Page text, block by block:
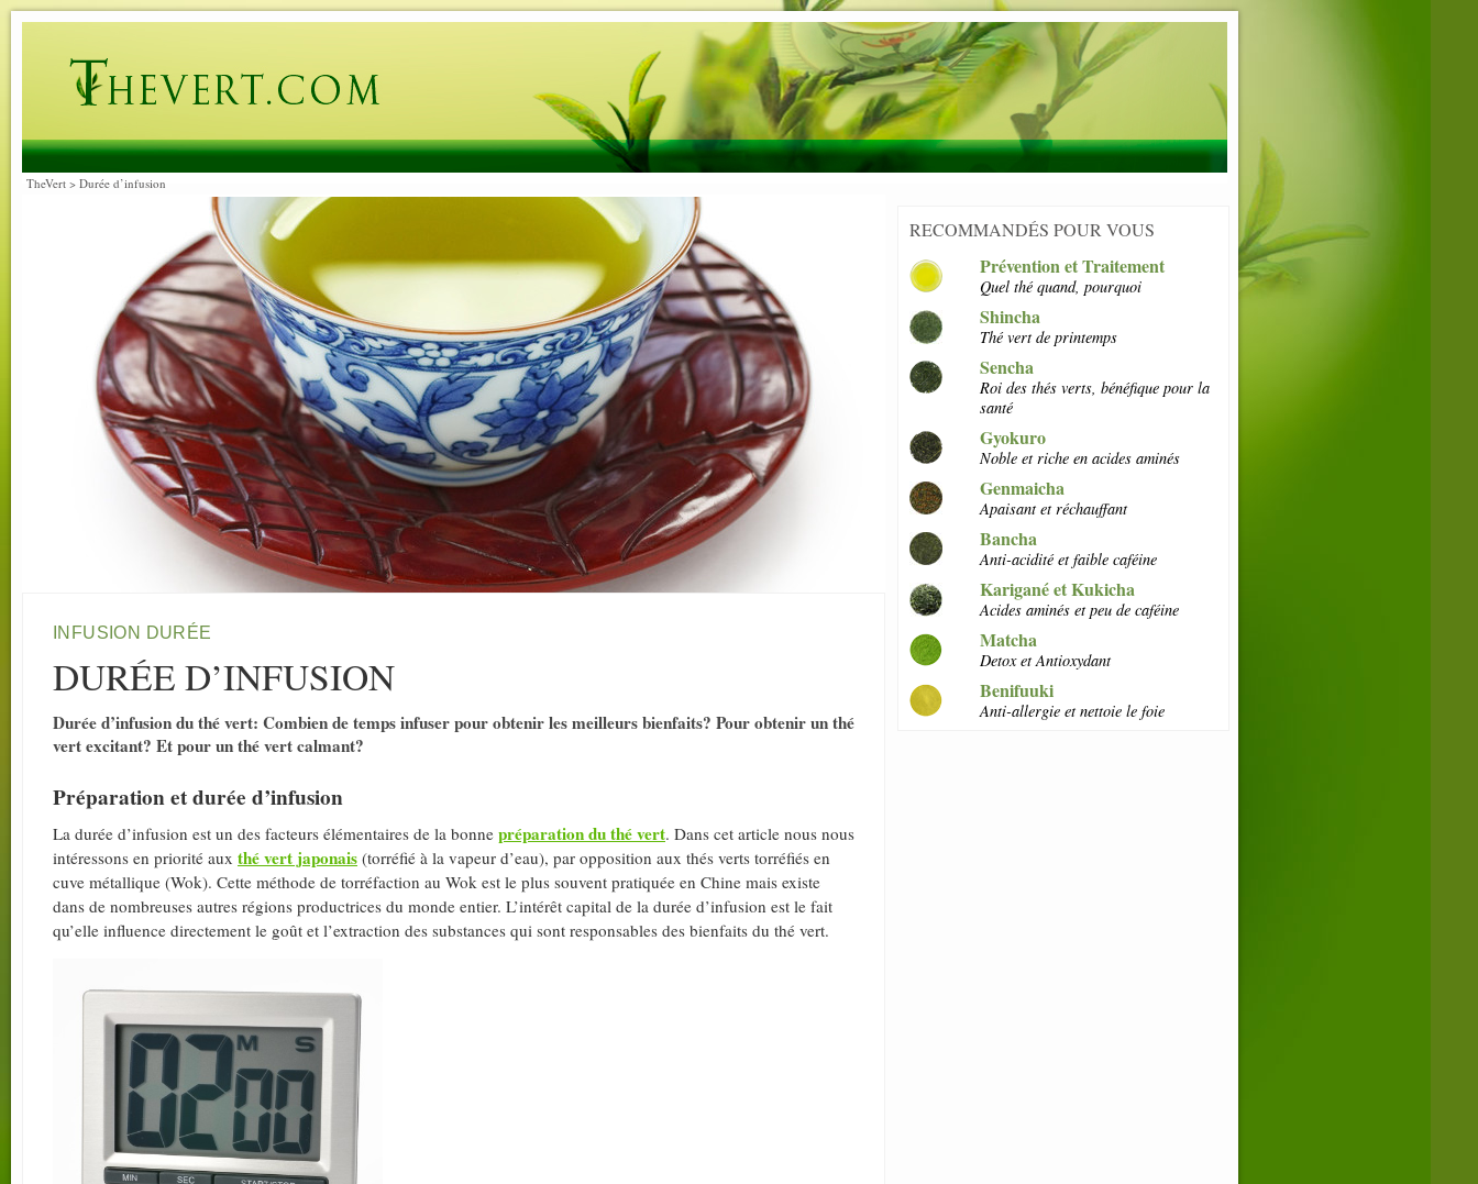
TheVert > Durée d’infusion
INFUSION DURÉE
DURÉE D’INFUSION
Durée d’infusion du thé vert: Combien de temps infuser pour obtenir les meilleurs bienfaits? Pour obtenir un thé
vert excitant? Et pour un thé vert calmant?
Préparation et durée d’infusion
La durée d’infusion est un des facteurs élémentaires de la bonne préparation du thé vert. Dans cet article nous nous
intéressons en priorité aux thé vert japonais (torréfié à la vapeur d’eau), par opposition aux thés verts torréfiés en
cuve métallique (Wok). Cette méthode de torréfaction au Wok est le plus souvent pratiquée en Chine mais existe
dans de nombreuses autres régions productrices du monde entier. L’intérêt capital de la durée d’infusion est le fait
qu’elle influence directement le goût et l’extraction des substances qui sont responsables des bienfaits du thé vert.
RECOMMANDÉS POUR VOUS
Prévention et Traitement
Quel thé quand, pourquoi
Shincha
Thé vert de printemps
Sencha
Roi des thés verts, bénéfique pour la
santé
Gyokuro
Noble et riche en acides aminés
Genmaicha
Apaisant et réchauffant
Bancha
Anti-acidité et faible caféine
Karigané et Kukicha
Acides aminés et peu de caféine
Matcha
Detox et Antioxydant
Benifuuki
Anti-allergie et nettoie le foie